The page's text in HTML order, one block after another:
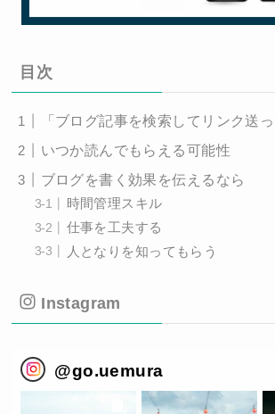
目次
「ブログ記事を検索してリンク送っ
いつか読んでもらえる可能性
ブログを書く効果を伝えるなら
時間管理スキル
仕事を工夫する
人となりを知ってもらう
Instagram
@go.uemura